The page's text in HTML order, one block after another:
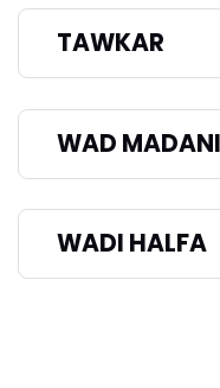
TAWKAR
WAD MADANI
WADI HALFA